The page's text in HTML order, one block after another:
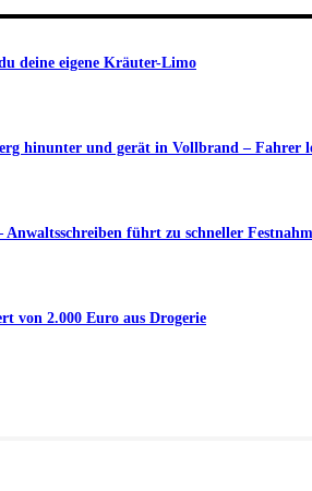
deine eigene Kräuter-Limo
hinunter und gerät in Vollbrand – Fahrer
führt zu schneller
von 2.000 Euro aus Drogerie